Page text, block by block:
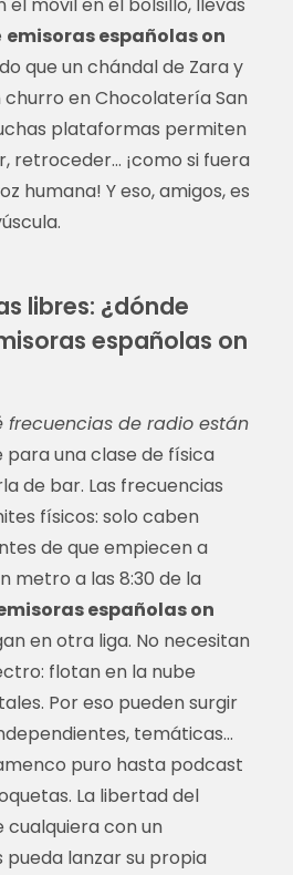
el móvil en el bolsillo, llevas
emisoras españolas on
que un chándal de Zara y
churro en Chocolatería San
plataformas permiten
retroceder… ¡como si fuera
humana! Y eso, amigos, es
libres: ¿dónde
españolas on
frecuencias de radio están
para una clase de física
de bar. Las frecuencias
físicos: solo caben
de que empiecen a
metro a las 8:30 de la
españolas on
en otra liga. No necesitan
flotan en la nube
Por eso pueden surgir
temáticas…
puro hasta podcast
La libertad del
con un
lanzar su propia